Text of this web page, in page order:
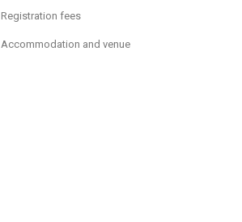
Registration fees
Accommodation and venue